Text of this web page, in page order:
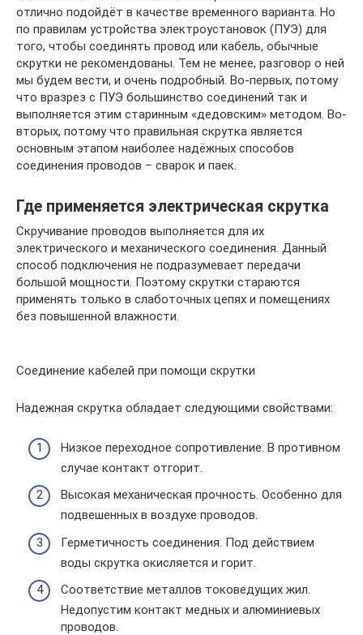
отлично подойдёт в качестве временного варианта. Но
по правилам устройства электроустановок (ПУЭ) для
того, чтобы соединять провод или кабель, обычные
скрутки не рекомендованы. Тем не менее, разговор о ней
мы будем вести, и очень подробный. Во-первых, потому
что вразрез с ПУЭ большинство соединений так и
выполняется этим старинным «дедовским» методом. Во-
вторых, потому что правильная скрутка является
основным этапом наиболее надёжных способов
соединения проводов – сварок и паек.
Где применяется электрическая скрутка
Скручивание проводов выполняется для их
электрического и механического соединения. Данный
способ подключения не подразумевает передачи
большой мощности. Поэтому скрутки стараются
применять только в слаботочных цепях и помещениях
без повышенной влажности.
Соединение кабелей при помощи скрутки
Надежная скрутка обладает следующими свойствами:
Низкое переходное сопротивление. В противном
случае контакт отгорит.
Высокая механическая прочность. Особенно для
подвешенных в воздухе проводов.
Герметичность соединения. Под действием
воды скрутка окисляется и горит.
Соответствие металлов токоведущих жил.
Недопустим контакт медных и алюминиевых
проводов.